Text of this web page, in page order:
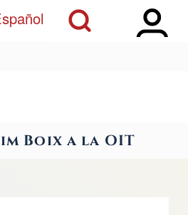
Open Sidebar
Open Search Block
Main Menu
Boix a la OIT